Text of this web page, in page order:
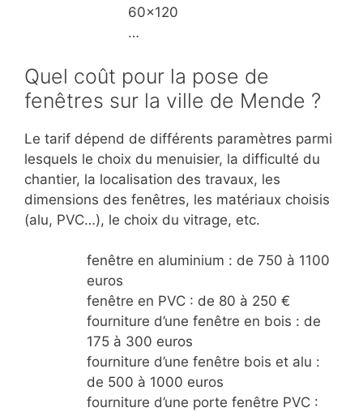
60×120
…
Quel coût pour la pose de
fenêtres sur la ville de Mende ?
Le tarif dépend de différents paramètres parmi
lesquels le choix du menuisier, la difficulté du
chantier, la localisation des travaux, les
dimensions des fenêtres, les matériaux choisis
(alu, PVC…), le choix du vitrage, etc.
fenêtre en aluminium : de 750 à 1100
euros
fenêtre en PVC : de 80 à 250 €
fourniture d’une fenêtre en bois : de
175 à 300 euros
fourniture d’une fenêtre bois et alu :
de 500 à 1000 euros
fourniture d’une porte fenêtre PVC :